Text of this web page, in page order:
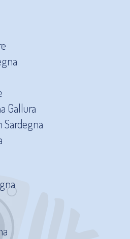
Gallura
Sardegna